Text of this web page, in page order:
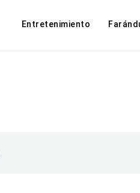
Entretenimiento